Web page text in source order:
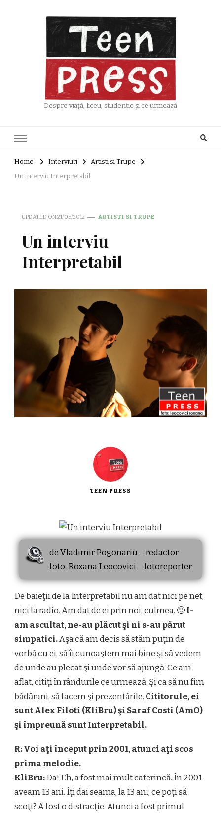
Despre viață, liceu, studenție și ce urmează
Home Interviuri
Artisti si Trupe
Un interviu Interpretabil
UPDATED ON21/05/2012 ARTISTI SI TRUPE
Un interviu
Interpretabil
TEEN PRESS
de Vladimir Pogonariu – redactor
foto: Roxana Leocovici – fotoreporter
De baieţii de la Interpretabil nu am dat nici pe net,
nici la radio. Am dat de ei prin noi, culmea. 🙂I-
am ascultat, ne-au plăcut şi ni s-au părut
simpatici.Aşa că am decis să stăm puţin de
vorbă cu ei, să îi cunoaştem mai bine şi să vedem
de unde au plecat şi unde vor să ajungă. Ce am
aflat, citiţi în rândurile ce urmează. Şi ca să nu fim
bădărani, să facem şi prezentările. Cititorule, ei
sunt Alex Filoti (KliBru) şi Saraf Costi (AmO)
şi împreună sunt Interpretabil.
R: Voi aţi început prin 2001, atunci aţi scos
prima melodie.
KliBru:Da! Eh, a fost mai mult caterincă. În 2001
aveam 13 ani. Îţi dai seama, la 13 ani, ce poţi să
scoţi? A fost o distracţie. Atunci a fost primul